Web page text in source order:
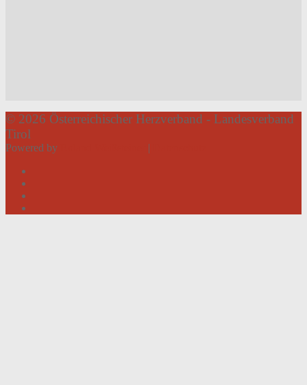
© 2026 Österreichischer Herzverband - Landesverband
Tirol
Powered by |